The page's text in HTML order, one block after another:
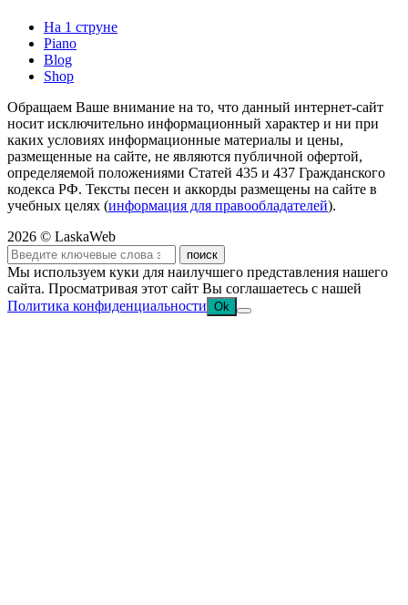
На 1 струне
Piano
Blog
Shop
Обращаем Ваше внимание на то, что данный интернет-сайт
носит исключительно информационный характер и ни при
каких условиях информационные материалы и цены,
размещенные на сайте, не являются публичной офертой,
определяемой положениями Статей 435 и 437 Гражданского
кодекса РФ. Тексты песен и аккорды размещены на сайте в
учебных целях (информация для правообладателей).
2026 © LaskaWeb
Мы используем куки для наилучшего представления нашего
сайта. Просматривая этот сайт Вы соглашаетесь с нашей
Политика конфиденциальности Ok